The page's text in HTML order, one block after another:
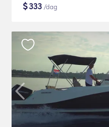
$333 /dag